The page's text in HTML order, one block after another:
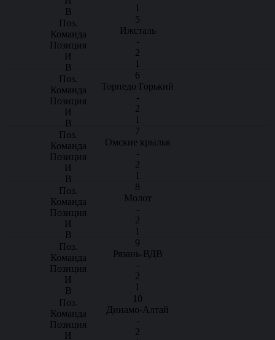
1
5
Ижсталь
-
2
1
6
Торпедо Горький
-
2
1
7
Омские крылья
-
2
1
8
Молот
-
2
1
9
Рязань-ВДВ
-
2
1
10
Динамо-Алтай
-
2